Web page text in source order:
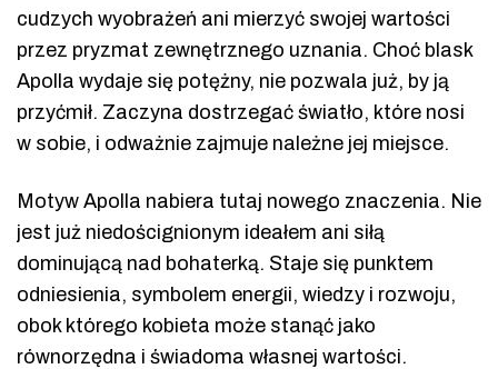
cudzych wyobrażeń ani mierzyć swojej wartości
przez pryzmat zewnętrznego uznania. Choć blask
Apolla wydaje się potężny, nie pozwala już, by ją
przyćmił. Zaczyna dostrzegać światło, które nosi
w sobie, i odważnie zajmuje należne jej miejsce.
Motyw Apolla nabiera tutaj nowego znaczenia. Nie
jest już niedoścignionym ideałem ani siłą
dominującą nad bohaterką. Staje się punktem
odniesienia, symbolem energii, wiedzy i rozwoju,
obok którego kobieta może stanąć jako
równorzędna i świadoma własnej wartości.